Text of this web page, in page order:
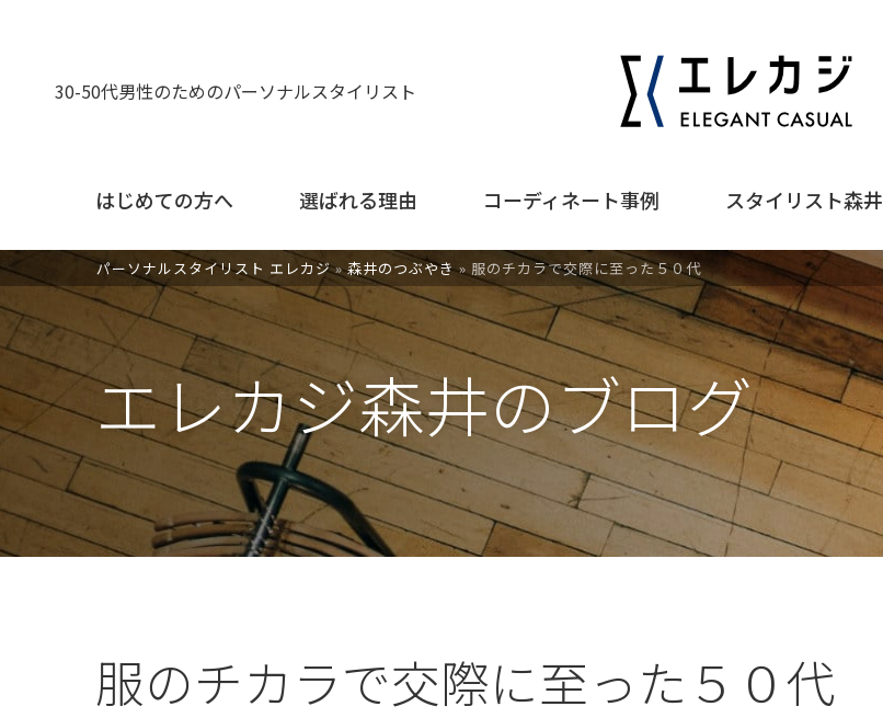
30-50代男性のためのパーソナルスタイリスト
はじめての方へ 選ばれる理由 コーディネート事例 スタイリスト森井
エレカジ森井のブログ
パーソナルスタイリスト エレカジ»森井のつぶやき» 服のチカラで交際に至った５０代
服のチカラで交際に至った５０代